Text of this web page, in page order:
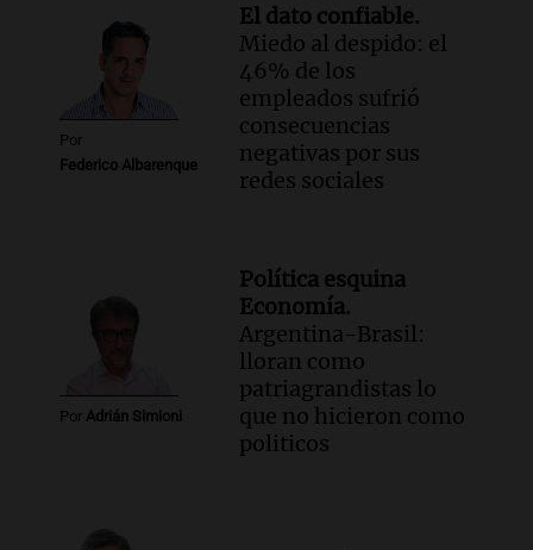
Por
Federico Albarenque
El dato confiable.
Miedo al despido: el
46% de los
empleados sufrió
consecuencias
negativas por sus
redes sociales
Por Adrián Simioni
Política esquina
Economía.
Argentina-Brasil:
lloran como
patriagrandistas lo
que no hicieron como
politicos